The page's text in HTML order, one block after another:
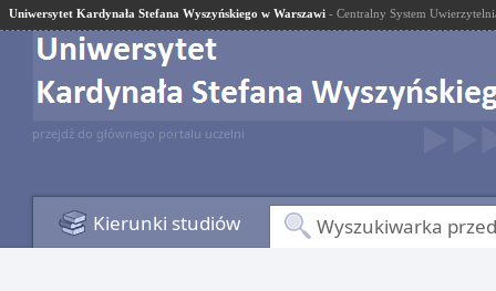
Uniwersytet Kardynała Stefana Wyszyńskiego w Warszawi - Centralny System
przejdź do głównego portalu uczelni
Kierunki studiów Wyszukiwarka